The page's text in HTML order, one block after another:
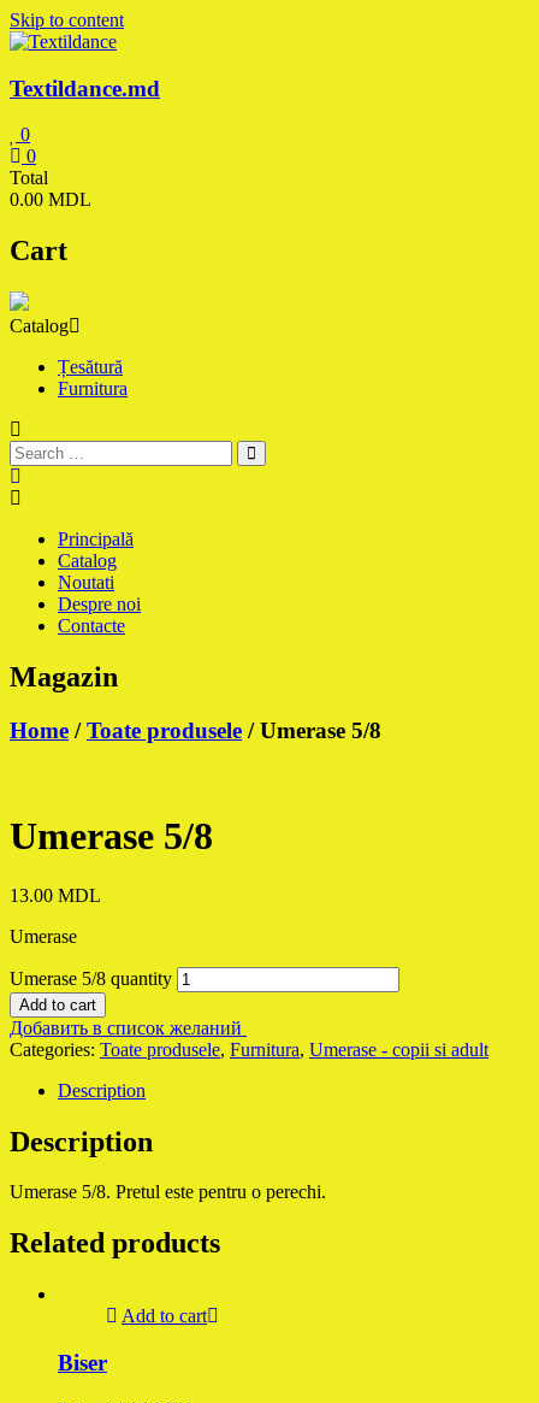
Skip to content
Textildance.md
0
0
Total
0.00 MDL
Cart
Catalog
Țesătură
Furnitura
Principală
Catalog
Noutati
Despre noi
Contacte
Magazin
Home /Toate produsele / Umerase 5/8
Umerase 5/8
13.00 MDL
Umerase
Umerase 5/8 quantity
Add to cart
Добавить в список желаний
Categories: Toate produsele, Furnitura, Umerase - copii si adult
Description
Description
Umerase 5/8. Pretul este pentru o perechi.
Related products
Add to cart
Biser